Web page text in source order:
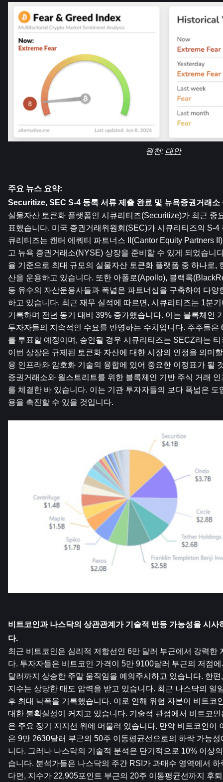
원천: 대안
주요 뉴스 요약:
Securitize, SEC S-4 등록 서류 제출 완료 및 뉴욕증권거래소
실물자산 토큰화 플랫폼인 시큐리티즈(Securitize)가 최근 중
표했습니다. 미국 증권거래위원회(SEC)가 시큐리티즈의 S-4
큐리티즈는 캔터 에쿼티 파트너스 II(Cantor Equity Partners
고 뉴욕 증권거래소(NYSE) 상장을 준비할 수 있게 되었습니
율 기준으로 최대 규모의 실물자산 토큰화 플랫폼 중 하나로,
산을 운용하고 있습니다. 또한 아폴로(Apollo), 블랙록
등 유수의 자산운용사들과 폭넓은 파트너십을 구축하여 다양
하고 있습니다. 최근 재무 실적에 따르면, 시큐리티즈는 1분
기록하며 전년 동기 대비 39% 증가했습니다. 이는 블록체인
투자자들의 지속적인 수요를 반영하는 수치입니다. 주주들은
를 투표할 예정이며, 승인될 경우 시큐리티즈는 SECZ라는
이번 상장은 규제된 토큰화 자산에 대한 시장의 인정을 의미
융 인프라와 암호화 기술의 융합에 있어 중요한 이정표가 될
증권거래소와 월스트리트를 위한 블록체인 기반 주식 거래
를 체결한 바 있습니다. 이는 기관 투자자들의 보다 폭넓은 도
용을 촉진할 수 있을 것입니다.
비트코인과 나스닥의 상관관계가 기술적 반등 가능성을 시사
다.
최근 비트코인은 심리적 저항선인 6만 달러 부근에서 강력한
다. 투자자들은 비트코인 ​​가격이 5만 9100달러 부근의 저점
달러까지 상승한 주말 움직임을 예의주시하고 있습니다. 한
지수는 상당한 매도 압력을 받고 있습니다. 최근 나스닥의 일
후 최대 낙폭을 기록했습니다. 이로 인해 위험 자본이 비트코
대한 불확실성이 커지고 있습니다. 기술적 관점에서 비트코
은 주요 장기 지지선 위에 머물러 있습니다. 만약 비트코인이
은 9만 2630달러 부근의 50주 이동평균선으로의 하락 가능
니다. 그러나 나스닥의 기술적 분석은 단기적으로 10% 이상
습니다. 분석가들은 나스닥의 주간 RSI가 과매수 영역에서
다면, 지수가 22,905포인트 부근의 20주 이동평균선까지 후